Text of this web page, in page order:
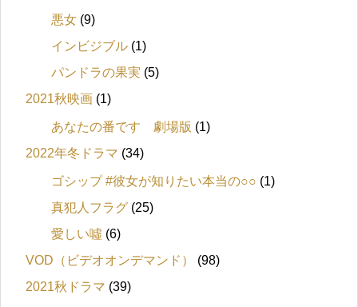
悪女 (9)
インビジブル (1)
パンドラの果実 (5)
2021秋映画 (1)
あなたの番です 劇場版 (1)
2022年冬ドラマ (34)
ゴシップ #彼女が知りたい本当の○○ (1)
真犯人フラグ (25)
愛しい噓 (6)
VOD（ビデオオンデマンド）
(98)
2021秋ドラマ (39)